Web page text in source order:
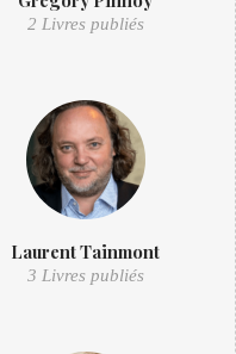
2 Livres publiés
Laurent Tainmont
3 Livres publiés